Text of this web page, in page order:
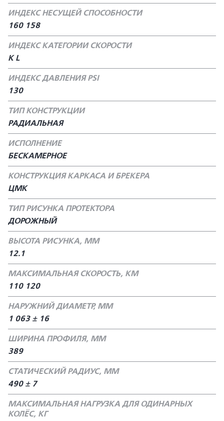
ИНДЕКС НЕСУЩЕЙ СПОСОБНОСТИ
160 158
ИНДЕКС КАТЕГОРИИ СКОРОСТИ
K L
ИНДЕКС ДАВЛЕНИЯ PSI
130
ТИП КОНСТРУКЦИИ
РАДИАЛЬНАЯ
ИСПОЛНЕНИЕ
БЕСКАМЕРНОЕ
КОНСТРУКЦИЯ КАРКАСА И БРЕКЕРА
ЦМК
ТИП РИСУНКА ПРОТЕКТОРА
ДОРОЖНЫЙ
ВЫСОТА РИСУНКА, ММ
12.1
МАКСИМАЛЬНАЯ СКОРОСТЬ, КМ
110 120
НАРУЖНИЙ ДИАМЕТР, ММ
1 063 ± 16
ШИРИНА ПРОФИЛЯ, ММ
389
СТАТИЧЕСКИЙ РАДИУС, ММ
490 ± 7
МАКСИМАЛЬНАЯ НАГРУЗКА ДЛЯ ОДИНАРНЫХ
КОЛЁС, КГ